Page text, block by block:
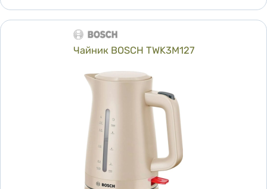
Чайник BOSCH TWK3M127